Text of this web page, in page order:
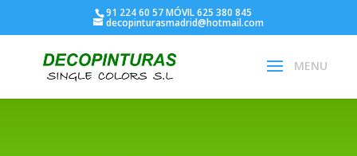
91 224 60 57MÓVIL625 380 845
decopinturasmadrid@hotmail.com